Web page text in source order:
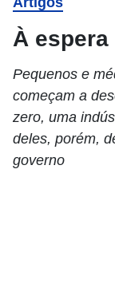
À
Pequenos e
começam a
zero, uma
deles, porém,
governo